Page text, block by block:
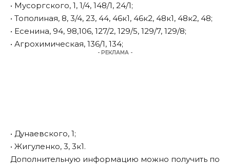
• Мусоргского, 1, 1/4, 148/1, 24/1;
• Тополиная, 8, 3/4, 23, 44, 46к1, 46к2, 48к1, 48к2, 48;
• Есенина, 94, 98,106, 127/2, 129/5, 129/7, 129/8;
• Агрохимическая, 136/1, 134;
- РЕКЛАМА -
• Дунаевского, 1;
• Жигуленко, 3, 3к1.
Дополнительную информацию можно получить по